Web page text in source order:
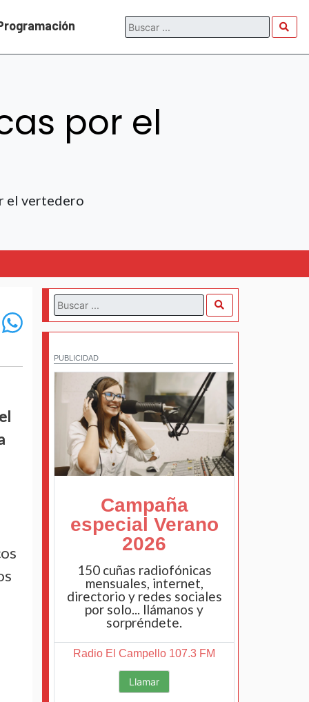
por el
el vertedero
PUBLICIDAD
Campaña
especial Verano
2026
150 cuñas radiofónicas
mensuales, internet,
directorio y redes sociales
por solo... llámanos y
sorpréndete.
Radio El Campello 107.3 FM
Llamar